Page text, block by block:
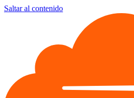
Saltar al contenido